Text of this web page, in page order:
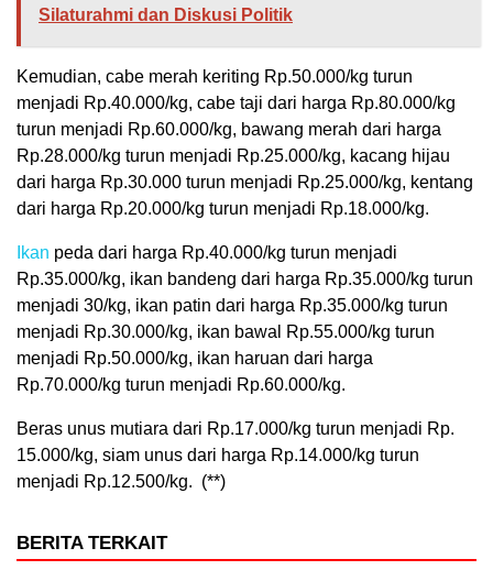
Silaturahmi dan Diskusi Politik
Kemudian, cabe merah keriting Rp.50.000/kg turun
menjadi Rp.40.000/kg, cabe taji dari harga Rp.80.000/kg
turun menjadi Rp.60.000/kg, bawang merah dari harga
Rp.28.000/kg turun menjadi Rp.25.000/kg, kacang hijau
dari harga Rp.30.000 turun menjadi Rp.25.000/kg, kentang
dari harga Rp.20.000/kg turun menjadi Rp.18.000/kg.
Ikan peda dari harga Rp.40.000/kg turun menjadi
Rp.35.000/kg, ikan bandeng dari harga Rp.35.000/kg turun
menjadi 30/kg, ikan patin dari harga Rp.35.000/kg turun
menjadi Rp.30.000/kg, ikan bawal Rp.55.000/kg turun
menjadi Rp.50.000/kg, ikan haruan dari harga
Rp.70.000/kg turun menjadi Rp.60.000/kg.
Beras unus mutiara dari Rp.17.000/kg turun menjadi Rp.
15.000/kg, siam unus dari harga Rp.14.000/kg turun
menjadi Rp.12.500/kg. (**)
BERITA TERKAIT